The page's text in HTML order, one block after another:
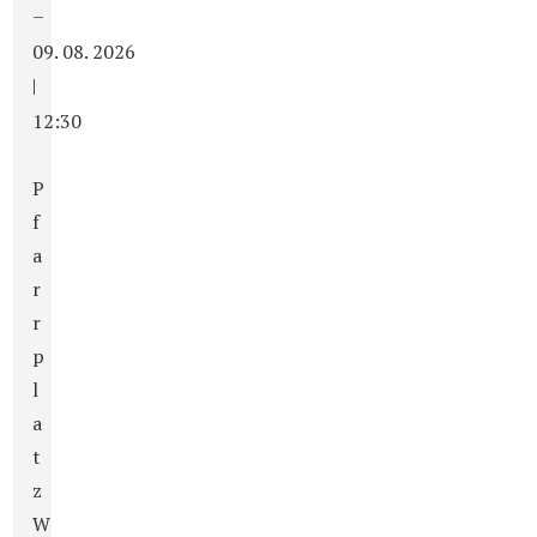
–
09. 08. 2026
|
12:30
P
f
a
r
r
p
l
a
t
z
W